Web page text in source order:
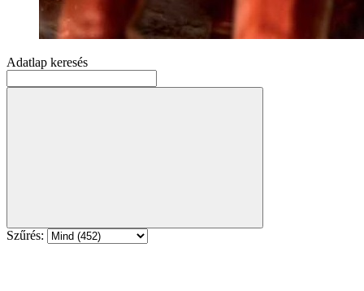
Adatlap keresés
Szűrés: